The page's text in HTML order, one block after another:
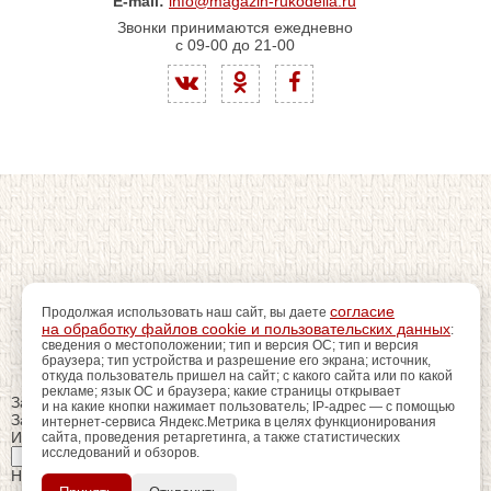
Звонки принимаются ежедневно
с 09-00 до 21-00
Продолжая использовать наш сайт, вы даете согласие
на обработку файлов cookie и пользовательских данных:
сведения о местоположении; тип и версия ОС; тип и версия
браузера; тип устройства и разрешение его экрана; источник,
откуда пользователь пришел на сайт; с какого сайта или по какой
рекламе; язык ОС и браузера; какие страницы открывает
и на какие кнопки нажимает пользователь; IP-адрес — с помощью
интернет-сервиса Яндекс.Метрика в целях функционирования
сайта, проведения ретаргетинга, а также статистических
исследований и обзоров.
Закрыть
Заказ обратного звонка
Имя Отчество:
Номер телефона:
Пройдитерегистрацию
использования